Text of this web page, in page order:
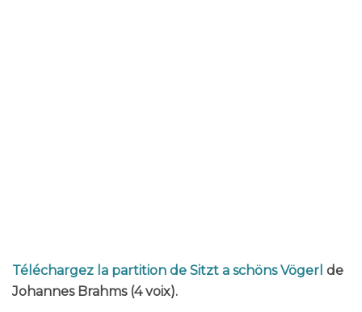
Téléchargez la partition de Sitzt a schöns Vögerl de
Johannes Brahms (4 voix).